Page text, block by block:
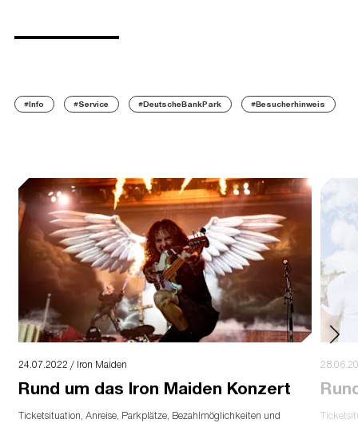
#Info #Service #DeutscheBankPark #Besucherhinweis
24.07.2022 / Iron Maiden
Rund um das Iron Maiden Konzert
Ticketsituation, Anreise, Parkplätze, Bezahlmöglichkeiten und